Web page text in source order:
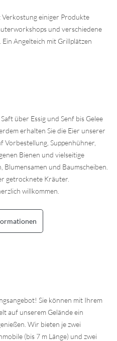
einiger Produkte
und verschiedene
Angelteich mit Grillplätzen
über Essig und Senf bis Gelee
erhalten Sie die Eier unserer
Suppenhühner,
Bienen und vielseitige
und Baumscheiben.
getrocknete Kräuter.
willkommen.
Sie können mit Ihrem
auf unserem Gelände ein
Wir bieten je zwei
(bis 7 m Länge) und zwei